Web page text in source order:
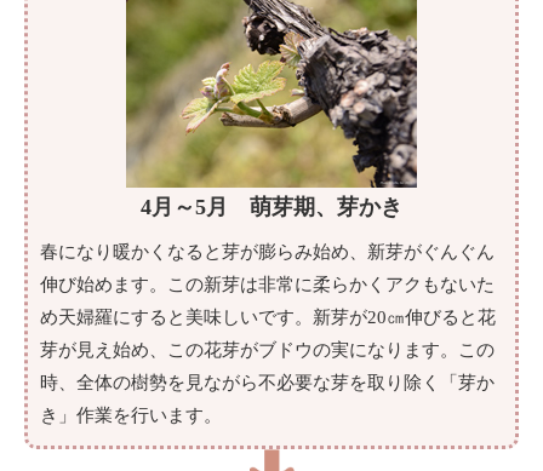
4月～5月 萌芽期、芽かき
春になり暖かくなると芽が膨らみ始め、新芽がぐんぐん
伸び始めます。この新芽は非常に柔らかくアクもないた
め天婦羅にすると美味しいです。新芽が20㎝伸びると花
芽が見え始め、この花芽がブドウの実になります。この
時、全体の樹勢を見ながら不必要な芽を取り除く「芽か
き」作業を行います。